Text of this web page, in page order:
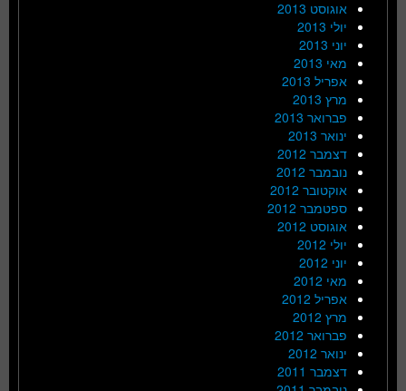
אוגוסט 2013
יולי 2013
יוני 2013
מאי 2013
אפריל 2013
מרץ 2013
פברואר 2013
ינואר 2013
דצמבר 2012
נובמבר 2012
אוקטובר 2012
ספטמבר 2012
אוגוסט 2012
יולי 2012
יוני 2012
מאי 2012
אפריל 2012
מרץ 2012
פברואר 2012
ינואר 2012
דצמבר 2011